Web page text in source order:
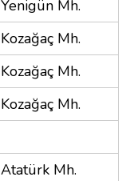
Yenigün Mh.
Kozağaç Mh.
Kozağaç Mh.
Kozağaç Mh.
Atatürk Mh.